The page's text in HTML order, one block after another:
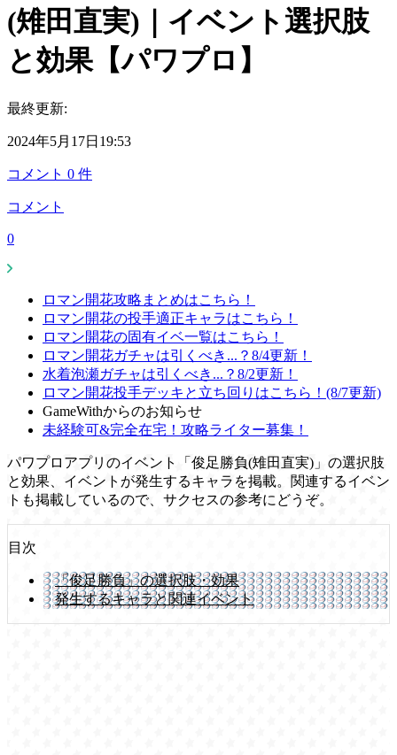
(雉田直実)｜イベント選択肢
と効果【パワプロ】
最終更新:
2024年5月17日19:53
コメント 0 件
コメント
0
ロマン開花攻略まとめはこちら！
ロマン開花の投手適正キャラはこちら！
ロマン開花の固有イベ一覧はこちら！
ロマン開花ガチャは引くべき...？8/4更新！
水着泡瀬ガチャは引くべき...？8/2更新！
ロマン開花投手デッキと立ち回りはこちら！(8/7更新)
GameWithからのお知らせ
未経験可&完全在宅！攻略ライター募集！
パワプロアプリのイベント「俊足勝負(雉田直実)」の選択肢
と効果、イベントが発生するキャラを掲載。関連するイベン
トも掲載しているので、サクセスの参考にどうぞ。
目次
「俊足勝負」の選択肢・効果
発生するキャラと関連イベント